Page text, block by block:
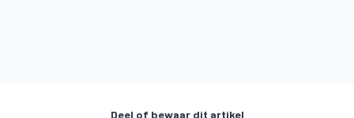
Deel of bewaar dit artikel